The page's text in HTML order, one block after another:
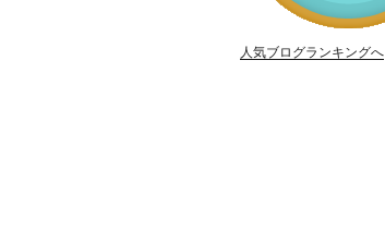
人気ブログランキングへ